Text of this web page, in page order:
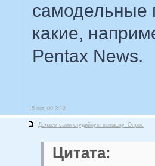
самодельные
какие,
Pentax News.
15 окт, 09 3:12
Делаем сами студийную вспышку. Опрос
Цитата: